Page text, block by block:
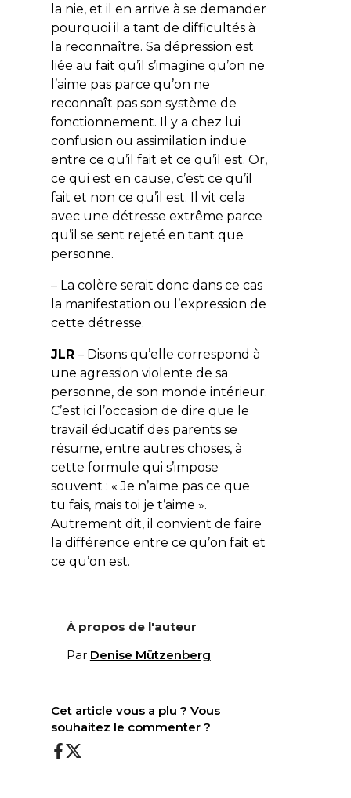
la nie, et il en arrive à se demander
pourquoi il a tant de difficultés à
la reconnaître. Sa dépression est
liée au fait qu’il s’imagine qu’on ne
l’aime pas parce qu’on ne
reconnaît pas son système de
fonctionnement. Il y a chez lui
confusion ou assimilation indue
entre ce qu’il fait et ce qu’il est. Or,
ce qui est en cause, c’est ce qu’il
fait et non ce qu’il est. Il vit cela
avec une détresse extrême parce
qu’il se sent rejeté en tant que
personne.
– La colère serait donc dans ce cas
la manifestation ou l’expression de
cette détresse.
JLR– Disons qu’elle correspond à
une agression violente de sa
personne, de son monde intérieur.
C’est ici l’occasion de dire que le
travail éducatif des parents se
résume, entre autres choses, à
cette formule qui s’impose
souvent : « Je n’aime pas ce que
tu fais, mais toi je t’aime ».
Autrement dit, il convient de faire
la différence entre ce qu’on fait et
ce qu’on est.
À propos de l'auteur
Par Denise Mützenberg
Cet article vous a plu ? Vous
souhaitez le commenter ?